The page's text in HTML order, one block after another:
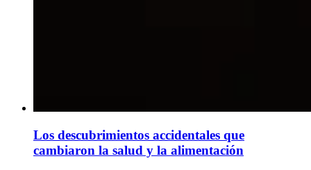
Los descubrimientos accidentales que
cambiaron la salud y la alimentación